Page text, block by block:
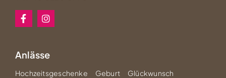
Anlässe
Hochzeitsgeschenke Geburt
Glückwunsch